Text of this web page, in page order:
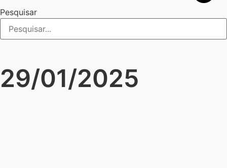
Pesquisar
29/01/2025